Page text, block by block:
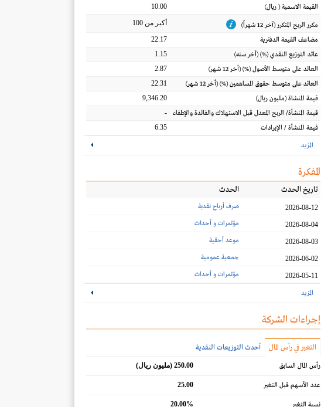
القيمة الاسمية( ريال)
10.00
مكرر الربح المتكرر (آخر 12 شهراً) أكبر من 100
مضاعف القيمة الدفترية
22.17
عائد التوزيع النقدي(%) (أخر سنه)
1.15
العائد على متوسط الأصول(%) (أخر 12 شهر)
2.87
العائد على متوسط حقوق المساهمين(%) (أخر 12 شهر)
22.31
قيمة المنشاة(مليون ريال)
9,346.20
قيمة المنشأة/ الربح المعدل قبل الاستهلاك والفائدة والإطفاء
-
قيمة المنشأة / الإيرادات
6.35
المزيد
المفكرة
تاريخ الحدث الحدث
2026-08-12 صرف أرباح نقدية
2026-08-04 مؤتمرات و أحداث
2026-08-03 موعد أحقية
2026-06-02 جمعية عمومية
2026-05-11 مؤتمرات و أحداث
المزيد
إجراءات الشركة
التغير في رأس المال أحدث التوزيعات النقدية
رأس المال السابق 250.00 (مليون ريال)
عدد الأسهم قبل التغير 25.00
نسبة التغير 20.00%